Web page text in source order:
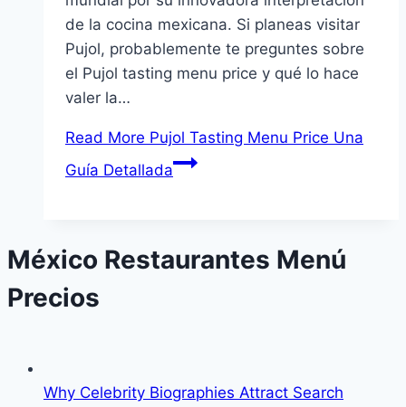
de la cocina mexicana. Si planeas visitar
Pujol, probablemente te preguntes sobre
el Pujol tasting menu price y qué lo hace
valer la…
Read More Pujol Tasting Menu Price Una
Guía Detallada
México Restaurantes Menú
Precios
Why Celebrity Biographies Attract Search